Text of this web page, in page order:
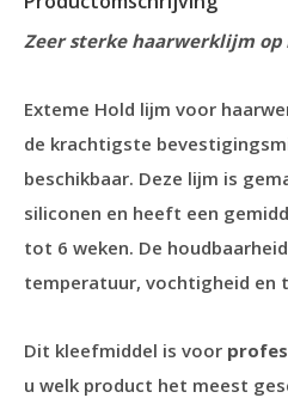
Zeer sterke haarwerklijm op
Exteme Hold lijm voor
de krachtigste
beschikbaar. Deze lijm is
siliconen en heeft een
tot 6 weken. De
temperatuur, vochtigheid en
Dit kleefmiddel is voor
u welk product het meest